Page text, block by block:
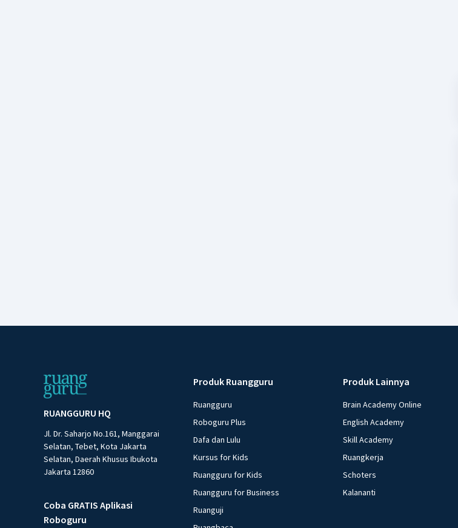
RUANGGURU HQ
Jl. Dr. Saharjo No.161, Manggarai
Selatan, Tebet, Kota Jakarta
Selatan, Daerah Khusus Ibukota
Jakarta 12860
Coba GRATIS Aplikasi
Roboguru
Produk Ruangguru
Ruangguru
Roboguru Plus
Dafa dan Lulu
Kursus for Kids
Ruangguru for Kids
Ruangguru for Business
Ruanguji
Produk Lainnya
Brain Academy Online
English Academy
Skill Academy
Ruangkerja
Schoters
Kalananti